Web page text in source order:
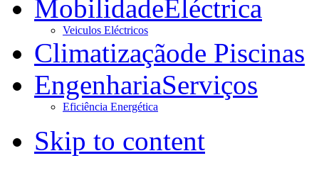
MobilidadeEléctrica
Veiculos Eléctricos
Climatizaçãode Piscinas
EngenhariaServiços
Eficiência Energética
Skip to content